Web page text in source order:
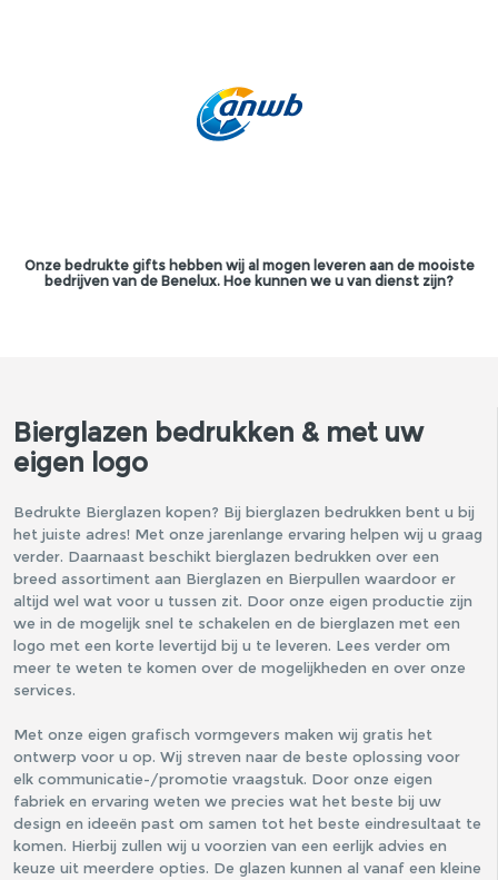
Onze bedrukte gifts hebben wij al mogen leveren aan de mooiste
bedrijven van de Benelux. Hoe kunnen we u van dienst zijn?
Bierglazen bedrukken & met uw
eigen logo
Bedrukte Bierglazen kopen? Bij bierglazen bedrukken bent u bij
het juiste adres! Met onze jarenlange ervaring helpen wij u graag
verder. Daarnaast beschikt bierglazen bedrukken over een
breed assortiment aan Bierglazen en Bierpullen waardoor er
altijd wel wat voor u tussen zit. Door onze eigen productie zijn
we in de mogelijk snel te schakelen en de bierglazen met een
logo met een korte levertijd bij u te leveren. Lees verder om
meer te weten te komen over de mogelijkheden en over onze
services.
Met onze eigen grafisch vormgevers maken wij gratis het
ontwerp voor u op. Wij streven naar de beste oplossing voor
elk communicatie-/promotie vraagstuk. Door onze eigen
fabriek en ervaring weten we precies wat het beste bij uw
design en ideeën past om samen tot het beste eindresultaat te
komen. Hierbij zullen wij u voorzien van een eerlijk advies en
keuze uit meerdere opties. De glazen kunnen al vanaf een kleine